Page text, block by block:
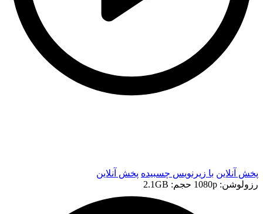
پخش آنلاین با زیرنویس چسبیده پخش آنلاین
رزولوشن: 1080p
حجم: 2.1GB